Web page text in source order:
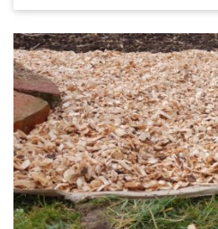
ZA
SUHE
POLETNE
DNI?